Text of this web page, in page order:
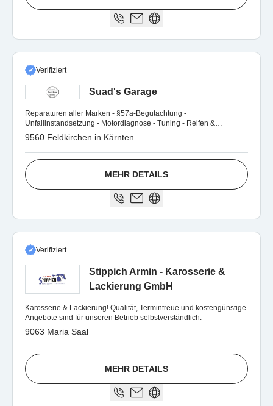
Verifiziert
Suad's Garage
Reparaturen aller Marken - §57a-Begutachtung -
Unfallinstandsetzung - Motordiagnose - Tuning - Reifen &
Felgenservice.
9560 Feldkirchen in Kärnten
MEHR DETAILS
Verifiziert
Stippich Armin - Karosserie &
Lackierung GmbH
Karosserie & Lackierung! Qualität, Termintreue und kostengünstige
Angebote sind für unseren Betrieb selbstverständlich.
9063 Maria Saal
MEHR DETAILS